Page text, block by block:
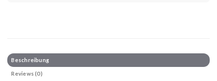
Beschreibung
Reviews (0)